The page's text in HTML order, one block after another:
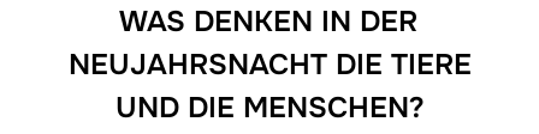
WAS DENKEN IN DER
NEUJAHRSNACHT DIE TIERE
UND DIE MENSCHEN?